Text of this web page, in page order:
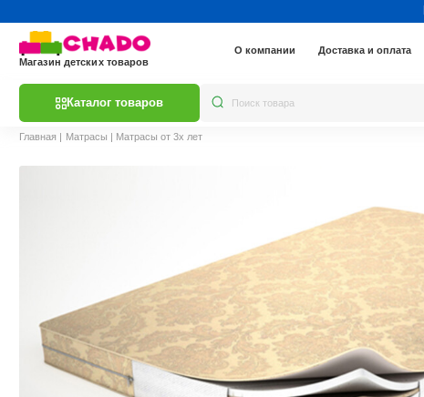
Магазин детских товаров
О компании Доставка и оплата
Каталог товаров
Главная | Матрасы | Матрасы от 3х лет